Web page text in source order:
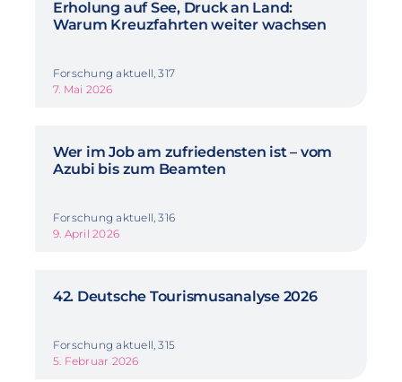
Erholung auf See, Druck an Land:
Warum Kreuzfahrten weiter wachsen
Forschung aktuell, 317
7. Mai 2026
Wer im Job am zufriedensten ist – vom
Azubi bis zum Beamten
Forschung aktuell, 316
9. April 2026
42. Deutsche Tourismusanalyse 2026
Forschung aktuell, 315
5. Februar 2026